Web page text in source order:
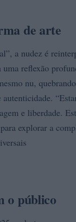
de arte
a nudez é
uma reflexão
nu,
e liberdade.
explorar a
o público